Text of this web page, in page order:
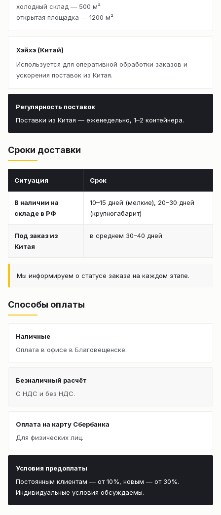
холодный склад — 500 м²
открытая площадка — 1200 м²
Хэйхэ (Китай)
Используется для оперативной обработки заказов и
ускорения поставок из Китая.
Регулярность поставок
Поставки из Китая — еженедельно, 1–2 контейнера.
Сроки доставки
Ситуация Срок
В наличии на
складе в РФ
10–15 дней (мелкие), 20–30 дней
(крупногабарит)
Под заказ из
Китая
в среднем 30–40 дней
Мы информируем о статусе заказа на каждом этапе.
Способы оплаты
Наличные
Оплата в офисе в Благовещенске.
Безналичный расчёт
С НДС и без НДС.
Оплата на карту Сбербанка
Для физических лиц.
Условия предоплаты
Постоянным клиентам — от 10%, новым — от 30%.
Индивидуальные условия обсуждаемы.